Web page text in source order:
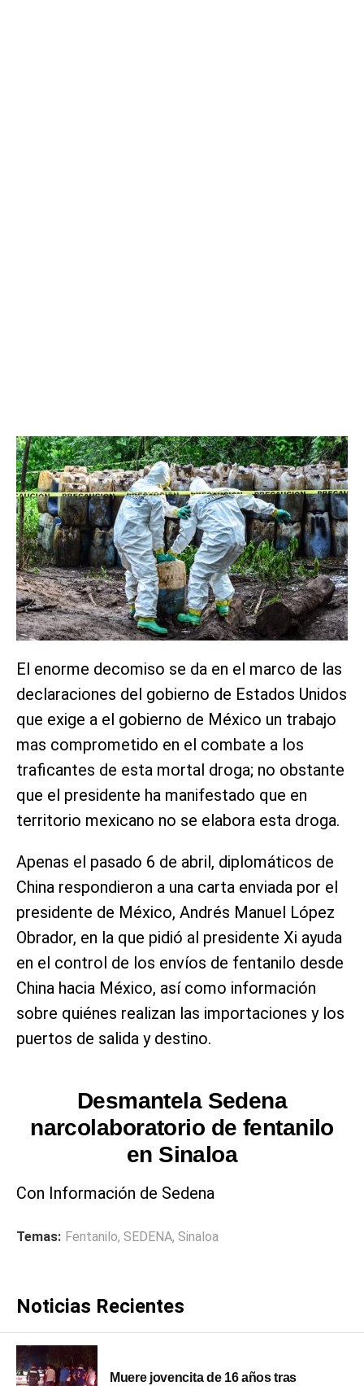
El enorme decomiso se da en el marco de las
declaraciones del gobierno de Estados Unidos
que exige a el gobierno de México un trabajo
mas comprometido en el combate a los
traficantes de esta mortal droga; no obstante
que el presidente ha manifestado que en
territorio mexicano no se elabora esta droga.
Apenas el pasado 6 de abril, diplomáticos de
China respondieron a una carta enviada por el
presidente de México, Andrés Manuel López
Obrador, en la que pidió al presidente Xi ayuda
en el control de los envíos de fentanilo desde
China hacia México, así como información
sobre quiénes realizan las importaciones y los
puertos de salida y destino.
Desmantela Sedena
narcolaboratorio de fentanilo
en Sinaloa
Con Información de Sedena
Temas: Fentanilo, SEDENA, Sinaloa
Noticias Recientes
Muere jovencita de 16 años tras